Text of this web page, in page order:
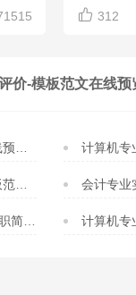
 312
价-模板范文在线预
载 计算机专业
载 会计专业实习
下载 计算机专业求